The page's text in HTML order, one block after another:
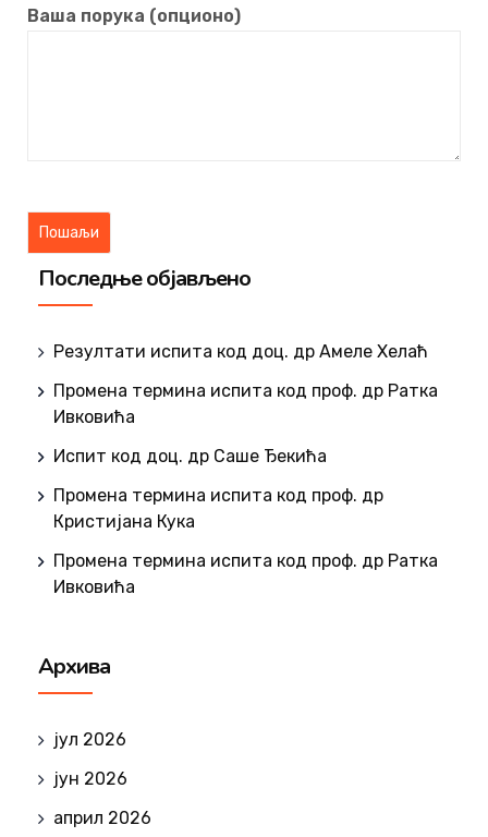
Ваша порука (опционо)
Последње објављено
Резултати испита код доц. др Амеле Хелаћ
Промена термина испита код проф. др Ратка
Ивковића
Испит код доц. др Саше Ђекића
Промена термина испита код проф. др
Кристијана Кука
Промена термина испита код проф. др Ратка
Ивковића
Архива
јул 2026
јун 2026
април 2026